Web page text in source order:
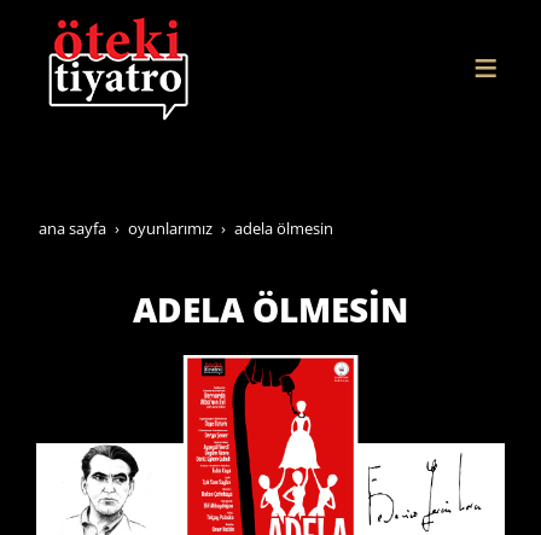
ana sayfa oyunlarimiz adela ölmesi̇n
ADELA ÖLMESİN